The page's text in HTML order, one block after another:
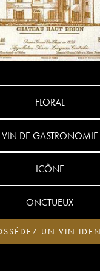
FLORAL
VIN DE GASTRONOMIE
ICÔNE
ONCTUEUX
UN VIN